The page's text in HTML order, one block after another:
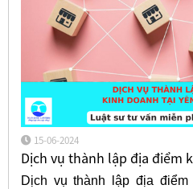
15-06-2024
Dịch vụ thành lập địa điểm
Dịch vụ thành lập địa